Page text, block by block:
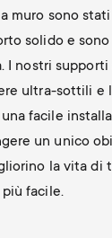
muro sono
solido e
I nostri supporti
ultra-sottili e
facile
un unico
la vita di
facile.